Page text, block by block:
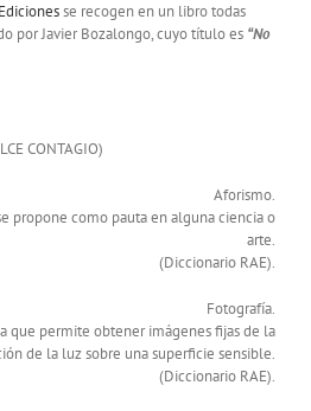
se recogen en un libro todas
por Javier Bozalongo, cuyo título es “No
CONTAGIO)
Aforismo.
propone como pauta en alguna ciencia o
arte.
(Diccionario RAE).
Fotografía.
que permite obtener imágenes fijas de la
de la luz sobre una superficie sensible.
(Diccionario RAE).